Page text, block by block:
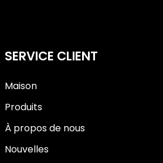
SERVICE CLIENT
Maison
Produits
À propos de nous
Nouvelles